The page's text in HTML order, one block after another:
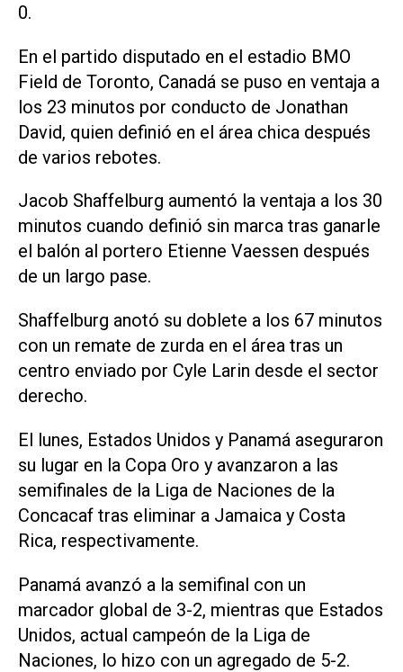
0.
En el partido disputado en el estadio BMO
Field de Toronto, Canadá se puso en ventaja a
los 23 minutos por conducto de Jonathan
David, quien definió en el área chica después
de varios rebotes.
Jacob Shaffelburg aumentó la ventaja a los 30
minutos cuando definió sin marca tras ganarle
el balón al portero Etienne Vaessen después
de un largo pase.
Shaffelburg anotó su doblete a los 67 minutos
con un remate de zurda en el área tras un
centro enviado por Cyle Larin desde el sector
derecho.
El lunes, Estados Unidos y Panamá aseguraron
su lugar en la Copa Oro y avanzaron a las
semifinales de la Liga de Naciones de la
Concacaf tras eliminar a Jamaica y Costa
Rica, respectivamente.
Panamá avanzó a la semifinal con un
marcador global de 3-2, mientras que Estados
Unidos, actual campeón de la Liga de
Naciones, lo hizo con un agregado de 5-2.